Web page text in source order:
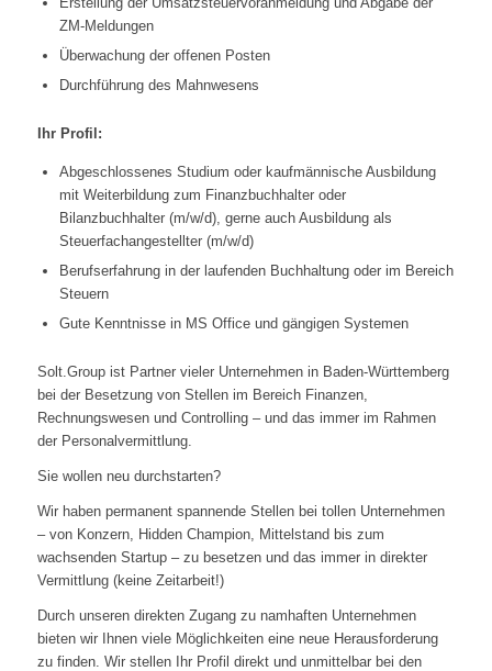
ZM-Meldungen
Überwachung der offenen Posten
Durchführung des Mahnwesens
Ihr Profil:
Abgeschlossenes Studium oder kaufmännische Ausbildung
mit Weiterbildung zum Finanzbuchhalter oder
Bilanzbuchhalter (m/w/d), gerne auch Ausbildung als
Steuerfachangestellter (m/w/d)
Berufserfahrung in der laufenden Buchhaltung oder im Bereich
Steuern
Gute Kenntnisse in MS Office und gängigen Systemen
Solt.Group ist Partner vieler Unternehmen in Baden-Württemberg
bei der Besetzung von Stellen im Bereich Finanzen,
Rechnungswesen und Controlling – und das immer im Rahmen
der Personalvermittlung.
Sie wollen neu durchstarten?
Wir haben permanent spannende Stellen bei tollen Unternehmen
– von Konzern, Hidden Champion, Mittelstand bis zum
wachsenden Startup – zu besetzen und das immer in direkter
Vermittlung (keine Zeitarbeit!)
Durch unseren direkten Zugang zu namhaften Unternehmen
bieten wir Ihnen viele Möglichkeiten eine neue Herausforderung
zu finden. Wir stellen Ihr Profil direkt und unmittelbar bei den